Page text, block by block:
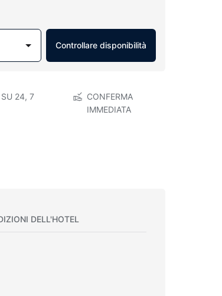
Controllare disponibilità
SU 24, 7
CONFERMA
IMMEDIATA
DELL'HOTEL